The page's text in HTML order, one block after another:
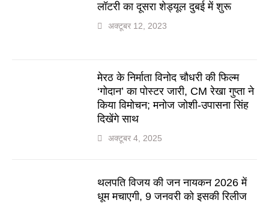
लॉटरी का दूसरा शेड्यूल दुबई में शुरू
अक्टूबर 12, 2023
मेरठ के निर्माता विनोद चौधरी की फिल्म
‘गोदान’ का पोस्टर जारी, CM रेखा गुप्ता ने
किया विमोचन; मनोज जोशी-उपासना सिंह
दिखेंगे साथ
अक्टूबर 4, 2025
थलपति विजय की जन नायकन 2026 में
धूम मचाएगी, 9 जनवरी को इसकी रिलीज